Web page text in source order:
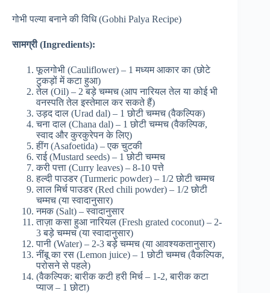
गोभी पल्या बनाने की विधि (Gobhi Palya Recipe)
सामग्री (Ingredients):
फूलगोभी (Cauliflower) – 1 मध्यम आकार का (छोटे
टुकड़ों में कटा हुआ)
तेल (Oil) – 2 बड़े चम्मच (आप नारियल तेल या कोई भी
वनस्पति तेल इस्तेमाल कर सकते हैं)
उड़द दाल (Urad dal) – 1 छोटी चम्मच (वैकल्पिक)
चना दाल (Chana dal) – 1 छोटी चम्मच (वैकल्पिक,
स्वाद और कुरकुरेपन के लिए)
हींग (Asafoetida) – एक चुटकी
राई (Mustard seeds) – 1 छोटी चम्मच
करी पत्ता (Curry leaves) – 8-10 पत्ते
हल्दी पाउडर (Turmeric powder) – 1/2 छोटी चम्मच
लाल मिर्च पाउडर (Red chili powder) – 1/2 छोटी
चम्मच (या स्वादानुसार)
नमक (Salt) – स्वादानुसार
ताज़ा कसा हुआ नारियल (Fresh grated coconut) – 2-
3 बड़े चम्मच (या स्वादानुसार)
पानी (Water) – 2-3 बड़े चम्मच (या आवश्यकतानुसार)
नींबू का रस (Lemon juice) – 1 छोटी चम्मच (वैकल्पिक,
परोसने से पहले)
(वैकल्पिक: बारीक कटी हरी मिर्च – 1-2, बारीक कटा
प्याज – 1 छोटा)